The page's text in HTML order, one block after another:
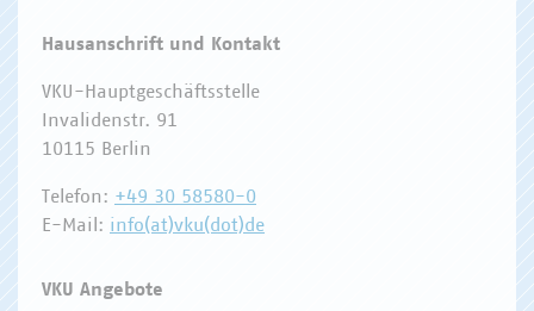
Hausanschrift und Kontakt
VKU-Hauptgeschäftsstelle
Invalidenstr. 91
10115 Berlin
Telefon: +49 30 58580-0
E-Mail: info(at)vku(dot)de
VKU Angebote